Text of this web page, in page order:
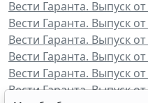
Вести Гаранта. Выпуск
Вести Гаранта. Выпуск
Вести Гаранта. Выпуск
Вести Гаранта. Выпуск
Вести Гаранта. Выпуск
Вести Гаранта. Выпуск